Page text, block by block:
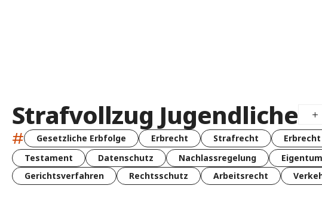
Strafvollzug Jugendliche
# Gesetzliche Erbfolge Erbrecht Strafrecht
Testament
Datenschutz Nachlassregelung
Gerichtsverfahren
Rechtsschutz Arbeitsrecht